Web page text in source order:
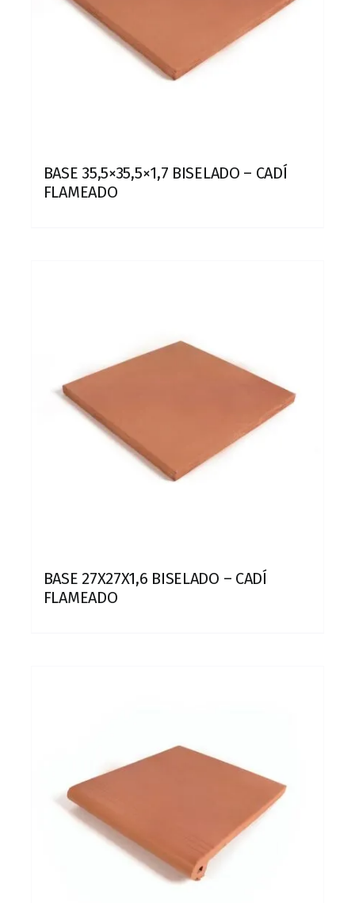
BASE 35,5×35,5×1,7 BISELADO – CADÍ
FLAMEADO
BASE 27X27X1,6 BISELADO – CADÍ
FLAMEADO